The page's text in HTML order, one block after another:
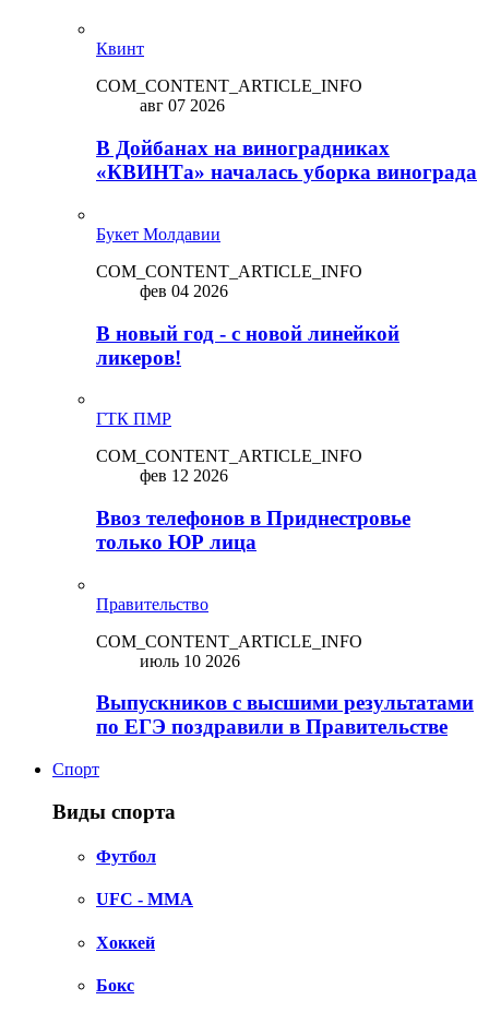
Квинт
COM_CONTENT_ARTICLE_INFO
авг 07 2026
В Дойбанах на виноградниках
«КВИНТа» началась уборка винограда
Букет Молдавии
COM_CONTENT_ARTICLE_INFO
фев 04 2026
В новый год - с новой линейкой
ликepoв!
ГТК ПМР
COM_CONTENT_ARTICLE_INFO
фев 12 2026
Ввоз телефонов в Приднестровье
только ЮР лица
Правительство
COM_CONTENT_ARTICLE_INFO
июль 10 2026
Выпускников с высшими результатами
по ЕГЭ поздравили в Правительстве
Спорт
Виды спорта
Футбол
UFC - MMA
Хоккей
Бокс